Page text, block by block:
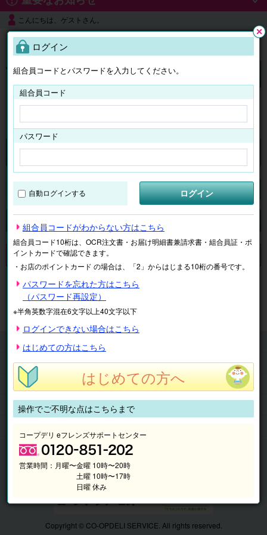
こんにちは、ゲストさん。
よくある質問
ログイン
くらしのサービス マイページ
検索
申し訳ございません。 現在、該当商品は、お取扱いしておりません。
マイページ 注文履歴
抽選結果
請求内容
チケット
くらしのサービス
このサイトの使い方
マイページ
Copyright © CO-OPDELI SERVICE. All rights reserved.
ログイン
組合員コードとパスワードを入力してください。
組合員コード
パスワード
自動ログインする ログイン
組合員コードがわからない方はこちら
組合員コード10桁は、OCR注文書・お届け明細書兼請求書・組合員証・ポ
イントカードで確認できます。
・お店のポイントカード の場合は、「2」からはじまる10桁の番号です。
パスワードを忘れた方はこちら
（パスワード再設定）
※半角英数字混在6文字以上40文字以下
ログインできない場合はこちら
はじめての方はこちら
はじめての方へ
操作でご不明な点はこちらまで
コープデリ eフレンズサポートセンター
営業時間： 月曜〜金曜 10時〜20時
土曜 10時〜17時
日曜 休み